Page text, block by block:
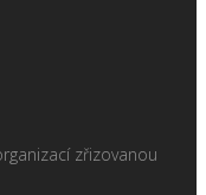
zřizovanou